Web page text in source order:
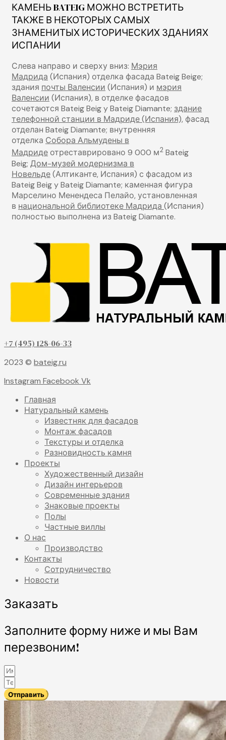
КАМЕНЬ BATEIG МОЖНО ВСТРЕТИТЬ
ТАКЖЕ В НЕКОТОРЫХ САМЫХ
ЗНАМЕНИТЫХ ИСТОРИЧЕСКИХ ЗДАНИЯХ
ИСПАНИИ
Слева направо и сверху вниз: Мэрия
Мадрида (Испания) отделка фасада Bateig Beige;
здания почты Валенсии (Испания) и мэрия
Валенсии (Испания), в отделке фасадов
сочетаются Bateig Beig y Bateig Diamante; здание
телефонной станции в Мадриде (Испания), фасад
отделан Bateig Diamante; внутренняя
отделка Собора Альмудены в
Мадриде отреставрировано 9 000 м2 Bateig
Beig; Дом-музей модернизма в
Новельде(Алтиканте, Испания) с фасадом из
Bateig Beig y Bateig Diamante; каменная фигура
Марселино Менендеса Пелайо, установленная
в национальной библиотеке Мадрида (Испания)
полностью выполнена из Bateig Diamante.
+7 (495) 128-06-33
2023 © bateig.ru
Instagram Facebook Vk
Главная
Натуральный камень
Известняк для фасадов
Монтаж фасадов
Текстуры и отделка
Разновидность камня
Проекты
Художественный дизайн
Дизайн интерьеров
Современные здания
Знаковые проекты
Полы
Частные виллы
О нас
Производство
Контакты
Сотрудничество
Новости
Заказать
Заполните форму ниже и мы Вам
перезвоним!
Отправить